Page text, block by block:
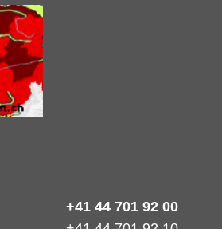
+41 44 701 92 00